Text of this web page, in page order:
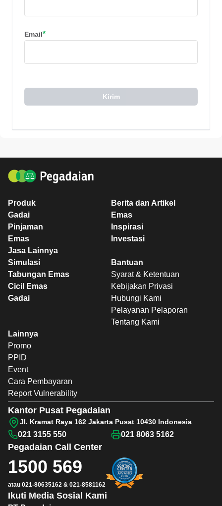
Email*
Kirim
Produk
Gadai
Pinjaman
Emas
Jasa Lainnya
Berita dan Artikel
Emas
Inspirasi
Investasi
Simulasi
Tabungan Emas
Cicil Emas
Gadai
Bantuan
Syarat & Ketentuan
Kebijakan Privasi
Hubungi Kami
Pelayanan Pelaporan
Tentang Kami
Lainnya
Promo
PPID
Event
Cara Pembayaran
Report Vulnerability
Ikuti Media Sosial Kami
Pegadaian Call Center
1500 569
atau 021-80635162 & 021-8581162
Kantor Pusat Pegadaian
Jl. Kramat Raya 162 Jakarta Pusat 10430 Indonesia
021 3155 550 021 8063 5162